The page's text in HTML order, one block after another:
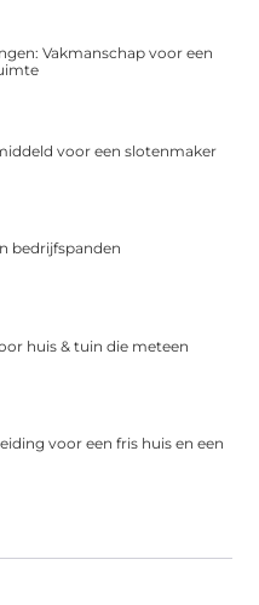
Vakmanschap voor een
voor een slotenmaker
bedrijfspanden
huis & tuin die meteen
voor een fris huis en een